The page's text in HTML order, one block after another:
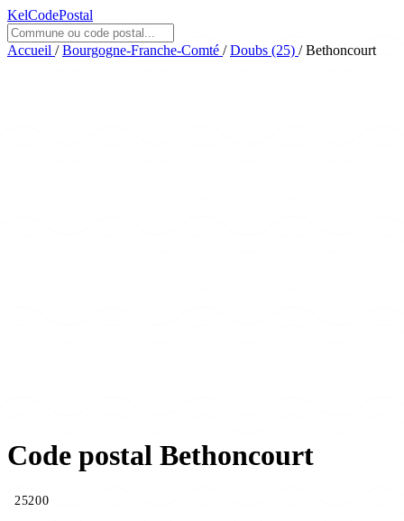
KelCodePostal
Accueil / Bourgogne-Franche-Comté / Doubs (25) / Bethoncourt
Code postal Bethoncourt
25200